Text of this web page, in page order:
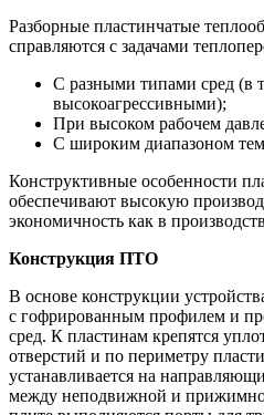
Разборные пластинчатые
справляются с задачами
С разными типами сред (в
высокоагрессивными);
При высоком рабочем
С широким диапазоном
Конструктивные особенности
обеспечивают высокую
экономичность как в
Конструкция ПТО
В основе конструкции
с гофрированным профилем и
сред. К пластинам крепятся
отверстий и по периметру
устанавливается на
между неподвижной и